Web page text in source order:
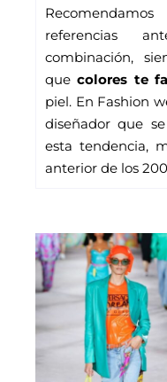
referencias
combinación,
que colores te
piel. En Fashion
diseñador que
esta tendencia,
anterior de los